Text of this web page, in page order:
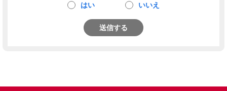
はい いいえ
送信する